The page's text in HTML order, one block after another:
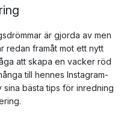
är gjorda av men
redan framåt mot ett nytt
att skapa en vacker röd
till hennes Instagram-
bästa tips för inredning